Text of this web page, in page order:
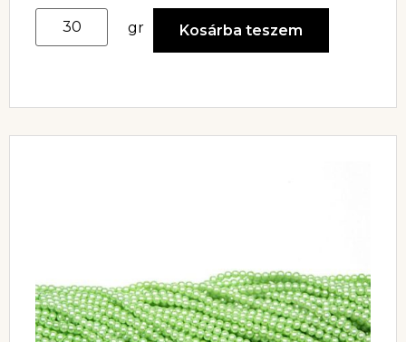
gr Kosárba teszem